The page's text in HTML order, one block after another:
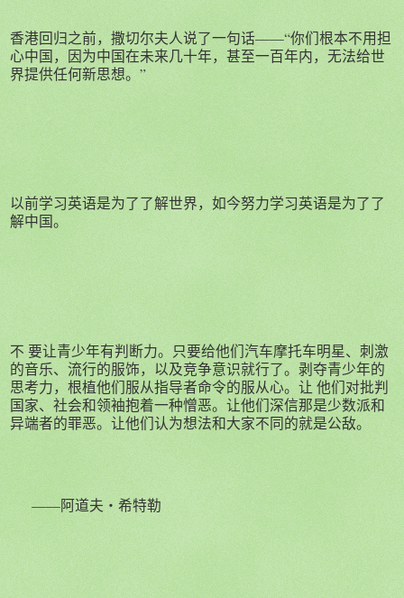
香港回归之前，撒切尔夫人说了一句话——“你们根本不用担
心中国，因为中国在未来几十年，甚至一百年内，无法给世
界提供任何新思想。”
以前学习英语是为了了解世界，如今努力学习英语是为了了
解中国。
不 要让青少年有判断力。只要给他们汽车摩托车明星、刺激
的音乐、流行的服饰，以及竞争意识就行了。剥夺青少年的
思考力，根植他们服从指导者命令的服从心。让 他们对批判
国家、社会和领袖抱着一种憎恶。让他们深信那是少数派和
异端者的罪恶。让他们认为想法和大家不同的就是公敌。
——阿道夫・希特勒